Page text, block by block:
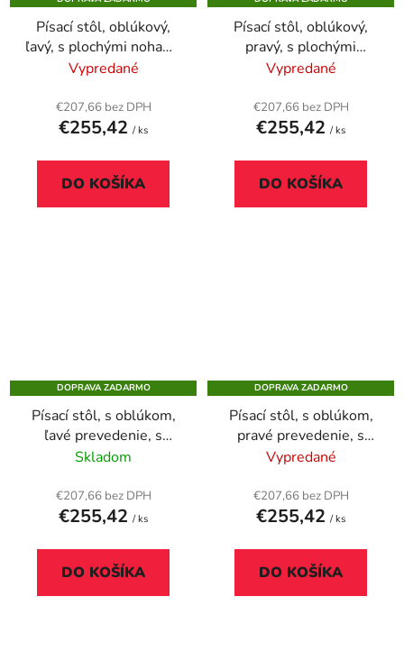
Písací stôl, oblúkový,
ľavý, s plochými nohami,
160 × 80 cm, MAYAH
Vypredané
€207,66 bez DPH
€255,42 / ks
DO KOŠÍKA
Písací stôl, oblúkový,
pravý, s plochými
nohami, 160 × 80 cm,
23“, biela
Vypredané
€207,66 bez DPH
€255,42 / ks
DO KOŠÍKA
DOPRAVA ZADARMO
Písací stôl, s oblúkom,
ľavé prevedenie, s
drevenými nohami,
"Freedom SV-24", jaseň
Skladom
€207,66 bez DPH
€255,42 / ks
DO KOŠÍKA
DOPRAVA ZADARMO
Písací stôl, s oblúkom,
pravé prevedenie, s
drevenými nohami,
"Freedom SV-23", jaseň
Vypredané
€207,66 bez DPH
€255,42 / ks
DO KOŠÍKA